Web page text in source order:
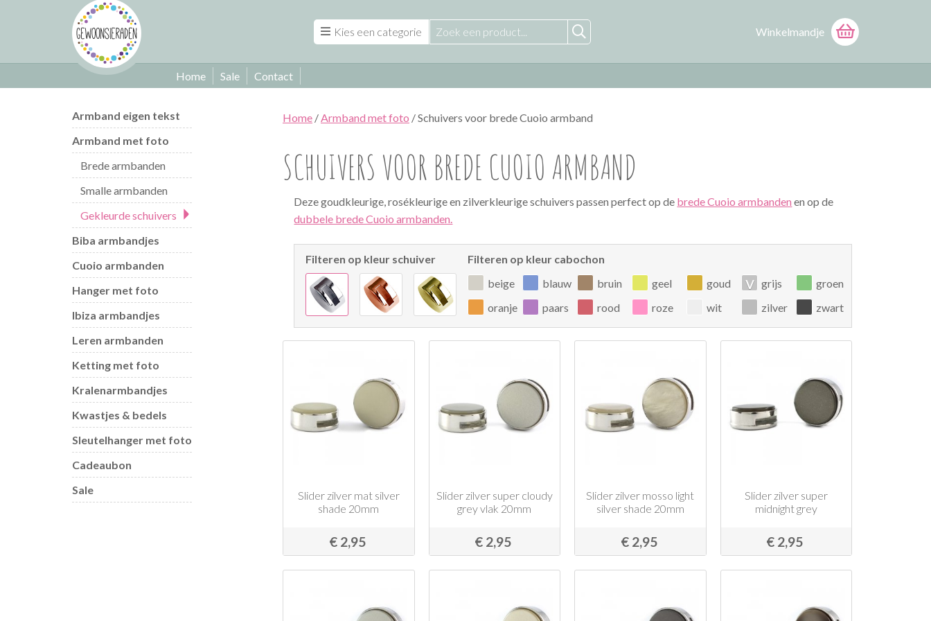
Kies een categorie Winkelmandje
Home Sale Contact
Armband eigen tekst
Armband met foto
Brede armbanden
Smalle armbanden
Gekleurde schuivers
Biba armbandjes
Cuoio armbanden
Hanger met foto
Ibiza armbandjes
Leren armbanden
Ketting met foto
Kralenarmbandjes
Kwastjes & bedels
Sleutelhanger met foto
Cadeaubon
Sale
Home /Armband met foto / Schuivers voor brede Cuoio armband
SCHUIVERS VOOR BREDE CUOIO ARMBAND
Deze goudkleurige, rosékleurige en zilverkleurige schuivers passen perfect op de brede Cuoio armbanden en op de
dubbele brede Cuoio armbanden.
Filteren op kleur schuiver
Filteren op kleur cabochon
beige
blauw bruin geel goud v grijs
groen
oranje
paars rood roze wit zilver zwart
Slider zilver mat silver
shade 20mm
€ 2,95
Slider zilver super cloudy
grey vlak 20mm
€ 2,95
Slider zilver mosso light
silver shade 20mm
€ 2,95
Slider zilver super
midnight grey
€ 2,95